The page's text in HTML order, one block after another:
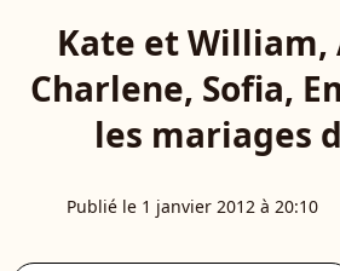
Kate et
Charlene, Sofia,
les mariages
Publié le 1 janvier 2012 à 20:10